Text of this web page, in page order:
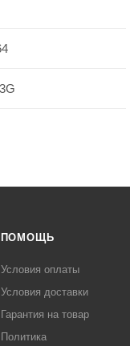
ПОМОЩЬ
Условия оплаты
Условия доставки
Гарантия на товар
Политика